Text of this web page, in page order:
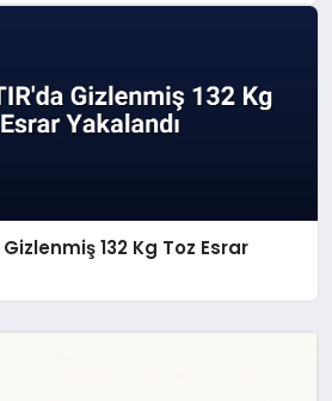
132 Kg Toz Esrar